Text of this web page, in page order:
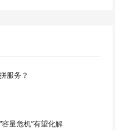
服务？
量危机”有望化解